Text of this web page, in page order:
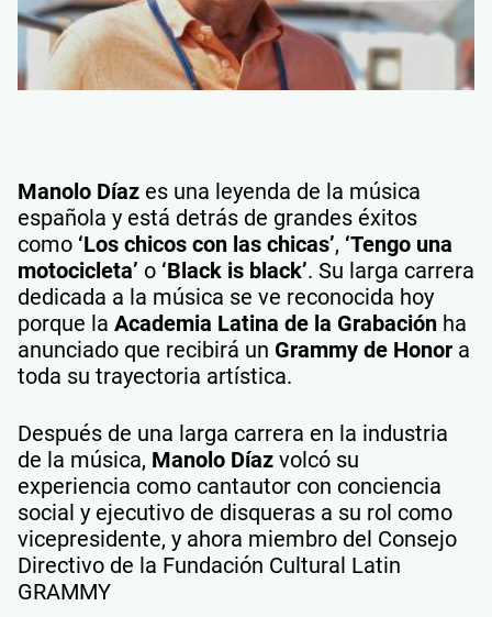
Manolo Díaz es una leyenda de la música
española y está detrás de grandes éxitos
como ‘Los chicos con las chicas’, ‘Tengo una
motocicleta’ o ‘Black is black’. Su larga carrera
dedicada a la música se ve reconocida hoy
porque la Academia Latina de la Grabación ha
anunciado que recibirá un Grammy de Honor a
toda su trayectoria artística.
Después de una larga carrera en la industria
de la música, Manolo Díaz volcó su
experiencia como cantautor con conciencia
social y ejecutivo de disqueras a su rol como
vicepresidente, y ahora miembro del Consejo
Directivo de la Fundación Cultural Latin
GRAMMY